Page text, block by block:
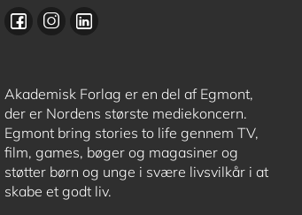
Akademisk Forlag er en del af Egmont,
der er Nordens største mediekoncern.
Egmont bring stories to life gennem TV,
film, games, bøger og magasiner og
støtter børn og unge i svære livsvilkår i at
skabe et godt liv.